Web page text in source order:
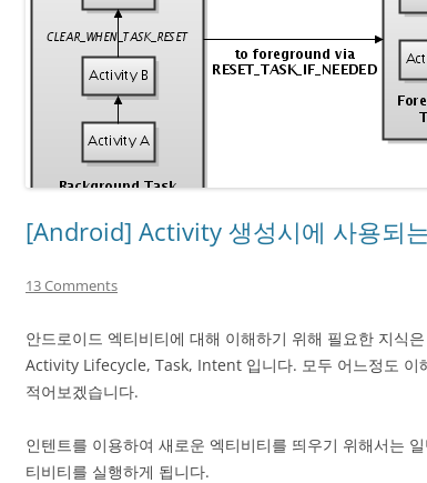
[Android] Activity 생성시에 사용되
13 Comments
안드로이드 엑티비티에 대해 이해하기 위해 필요한 지식
Activity Lifecycle, Task, Intent 입니다. 모두 어느정도 이
적어보겠습니다.
인텐트를 이용하여 새로운 엑티비티를 띄우기 위해서는
티비티를 실행하게 됩니다.